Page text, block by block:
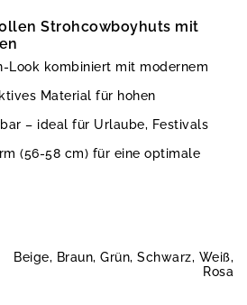
Strohcowboyhuts mit
Look kombiniert mit modernem
Material für hohen
– ideal für Urlaube, Festivals
(56-58 cm) für eine optimale
Beige, Braun, Grün, Schwarz, Weiß,
Rosa